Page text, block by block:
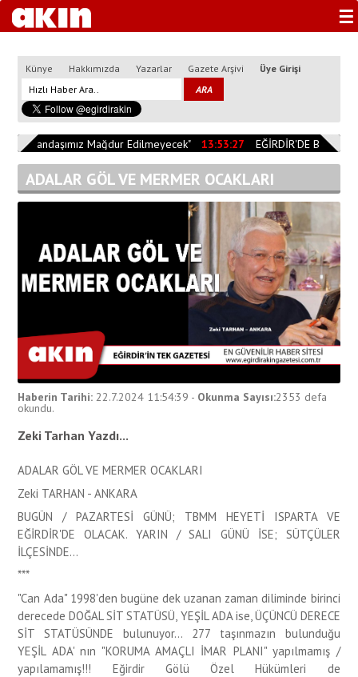
☰
Künye Hakkımızda Yazarlar Gazete Arşivi Üye Girişi
"Vatandaşımız Mağdur Edilmeyecek" 13:53:27 EĞİRDİR'DE
ADALAR GÖL VE MERMER OCAKLARI
Haberin Tarihi: 22.7.2024 11:54:39 - Okunma Sayısı:2353 defa
okundu.
Zeki Tarhan Yazdı...
ADALAR GÖL VE MERMER OCAKLARI
Zeki TARHAN - ANKARA
BUGÜN / PAZARTESİ GÜNÜ; TBMM HEYETİ ISPARTA VE
EĞİRDİR'DE OLACAK. YARIN / SALI GÜNÜ İSE; SÜTÇÜLER
İLÇESİNDE...
***
"Can Ada" 1998'den bugüne dek uzanan zaman diliminde birinci
derecede DOĞAL SİT STATÜSÜ, YEŞİL ADA ise, ÜÇÜNCÜ DERECE
SİT STATÜSÜNDE bulunuyor... 277 taşınmazın bulunduğu
YEŞİL ADA' nın "KORUMA AMAÇLI İMAR PLANI" yapılmamış /
yapılamamış!!! Eğirdir Gölü Özel Hükümleri de